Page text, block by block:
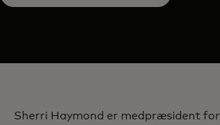
Sherri Haymond er medpræsident for